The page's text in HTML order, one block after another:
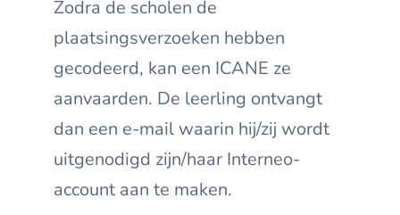
Zodra de scholen de
plaatsingsverzoeken hebben
gecodeerd, kan een ICANE ze
aanvaarden. De leerling ontvangt
dan een e-mail waarin hij/zij wordt
uitgenodigd zijn/haar Interneo-
account aan te maken.